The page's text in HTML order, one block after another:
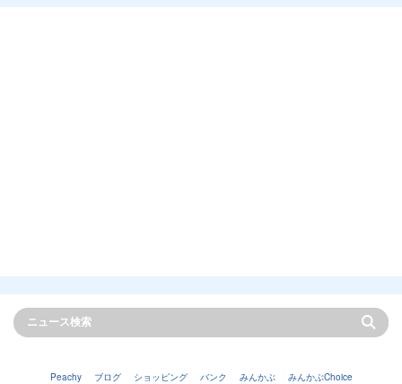
Peachy ブログ ショッピング バンク みんかぶ みんかぶChoice